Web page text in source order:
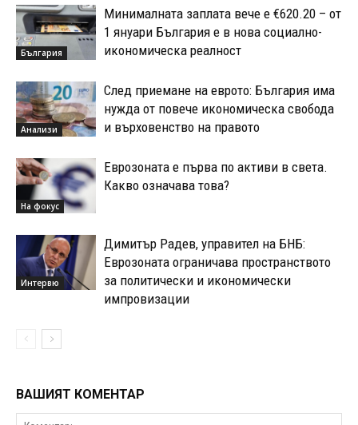
България
Минималната заплата вече е €620.20 – от
1 януари България е в нова социално-
икономическа реалност
Анализи
След приемане на еврото: България има
нужда от повече икономическа свобода
и върховенство на правото
На фокус
Еврозоната е първа по активи в света.
Какво означава това?
Интервю
Димитър Радев, управител на БНБ:
Еврозоната ограничава пространството
за политически и икономически
импровизации
ВАШИЯТ КОМЕНТАР